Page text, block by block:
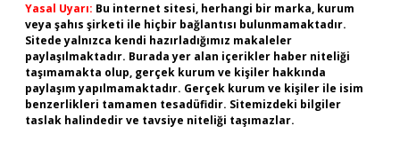
Yasal Uyarı: Bu internet sitesi, herhangi bir marka, kurum
veya şahıs şirketi ile hiçbir bağlantısı bulunmamaktadır.
Sitede yalnızca kendi hazırladığımız makaleler
paylaşılmaktadır. Burada yer alan içerikler haber niteliği
taşımamakta olup, gerçek kurum ve kişiler hakkında
paylaşım yapılmamaktadır. Gerçek kurum ve kişiler ile isim
benzerlikleri tamamen tesadüfidir. Sitemizdeki bilgiler
taslak halindedir ve tavsiye niteliği taşımazlar.